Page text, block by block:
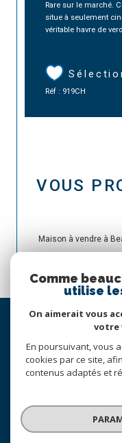
Rare sur le marché.
situe à seulement
véritable havre de
Réf : 919CH
VOUS
Maison à vendre à
© 2026 | TOUS DROITS
NOS LIENS
Comme
utilise
On aimerait vous
votre
En poursuivant, vous
cookies par ce site,
contenus adaptés et